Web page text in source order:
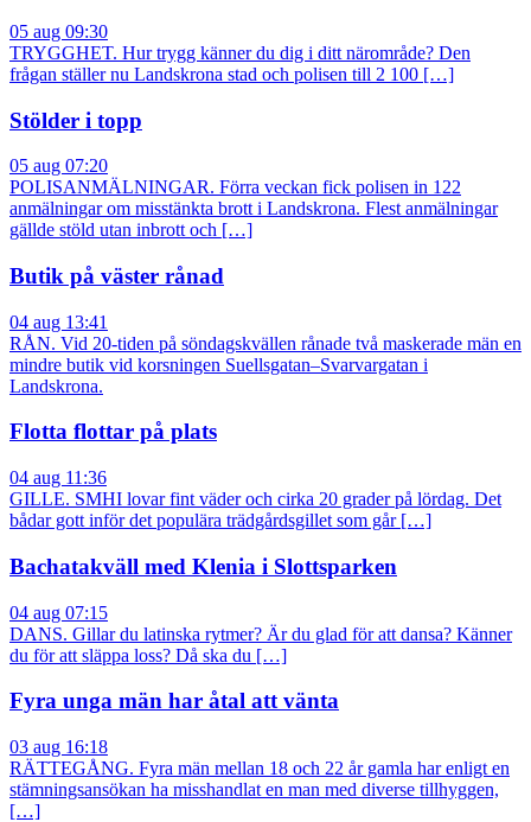
05 aug 09:30
TRYGGHET. Hur trygg känner du dig i ditt närområde? Den
frågan ställer nu Landskrona stad och polisen till 2 100 […]
Stölder i topp
05 aug 07:20
POLISANMÄLNINGAR. Förra veckan fick polisen in 122
anmälningar om misstänkta brott i Landskrona. Flest anmälningar
gällde stöld utan inbrott och […]
Butik på väster rånad
04 aug 13:41
RÅN. Vid 20-tiden på söndagskvällen rånade två maskerade män en
mindre butik vid korsningen Suellsgatan–Svarvargatan i
Landskrona.
Flotta flottar på plats
04 aug 11:36
GILLE. SMHI lovar fint väder och cirka 20 grader på lördag. Det
bådar gott inför det populära trädgårdsgillet som går […]
Bachatakväll med Klenia i Slottsparken
04 aug 07:15
DANS. Gillar du latinska rytmer? Är du glad för att dansa? Känner
du för att släppa loss? Då ska du […]
Fyra unga män har åtal att vänta
03 aug 16:18
RÄTTEGÅNG. Fyra män mellan 18 och 22 år gamla har enligt en
stämningsansökan ha misshandlat en man med diverse tillhyggen,
[…]